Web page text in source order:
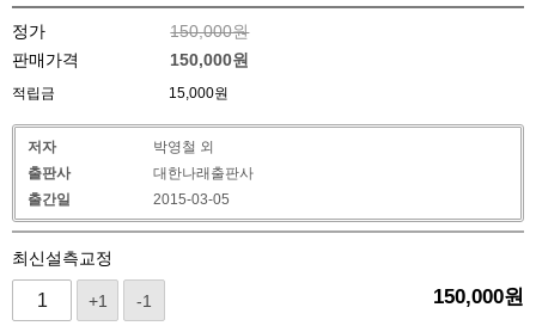
정가
150,000원
판매가격
150,000원
적립금 15,000원
저자
박영철 외
출판사
대한나래출판사
출간일
2015-03-05
최신설측교정
+1 -1 150,000원